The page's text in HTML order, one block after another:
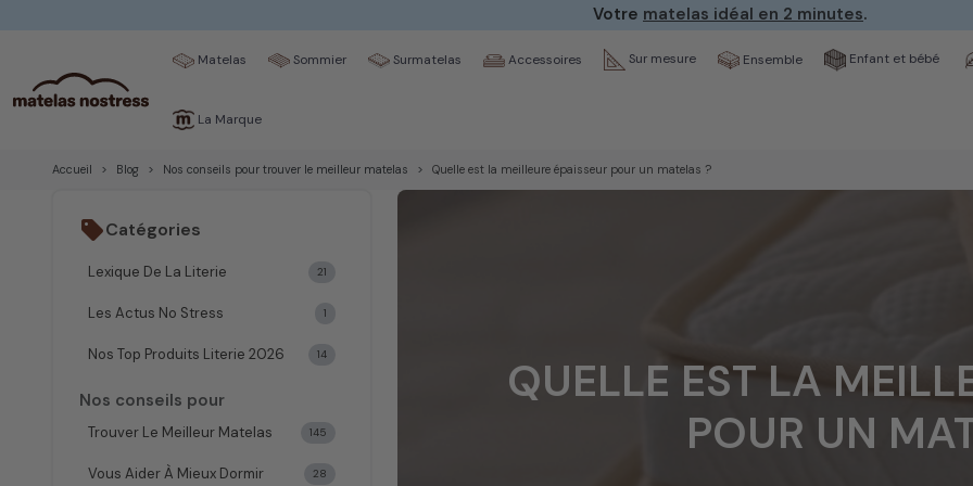
délais de fabrication seront exceptionnellement
Matelas Sommier Surmatelas Accessoires Sur mesure Ensemble Enfant et bébé
La Marque
Accueil Blog Nos conseils pour trouver le meilleur matelas Quelle est la meilleure épaisseur pour un matelas ?
sellCatégories
Lexique De La Literie 21
Les Actus No Stress 1
Nos Top Produits Literie 2026 14
Nos conseils pour
Trouver Le Meilleur Matelas 145
Vous Aider À Mieux Dormir 28
QUELLE EST LA
POUR UN